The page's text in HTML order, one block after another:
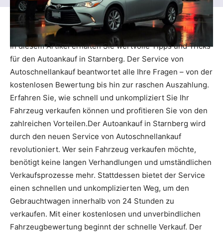
In diesem Artikel erhalten Sie wertvolle Tipps und Tricks
für den Autoankauf in Starnberg. Der Service von
Autoschnellankauf beantwortet alle Ihre Fragen – von der
kostenlosen Bewertung bis hin zur raschen Auszahlung.
Erfahren Sie, wie schnell und unkompliziert Sie Ihr
Fahrzeug verkaufen können und profitieren Sie von den
zahlreichen Vorteilen.Der Autoankauf in Starnberg wird
durch den neuen Service von Autoschnellankauf
revolutioniert. Wer sein Fahrzeug verkaufen möchte,
benötigt keine langen Verhandlungen und umständlichen
Verkaufsprozesse mehr. Stattdessen bietet der Service
einen schnellen und unkomplizierten Weg, um den
Gebrauchtwagen innerhalb von 24 Stunden zu
verkaufen. Mit einer kostenlosen und unverbindlichen
Fahrzeugbewertung beginnt der schnelle Verkauf. Der